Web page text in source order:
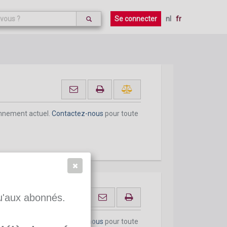
Se connecter nl fr
actuel. Contactez-nous pour toute
temporaire
Contactez-nous pour toute
abonnés.